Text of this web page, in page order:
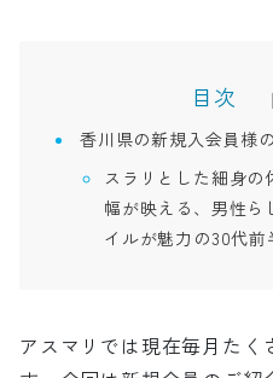
目次
香川県の新規入会員様
スラリとした細身
幅が映える、男性ら
イルが魅力の30代前
アスマリでは現在毎月たく